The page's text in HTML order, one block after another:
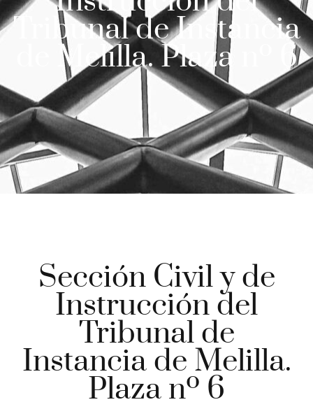
Tribunal de Instancia
de Melilla. Plaza nº 6
Sección Civil y de
Instrucción del
Tribunal de
Instancia de Melilla.
Plaza nº 6